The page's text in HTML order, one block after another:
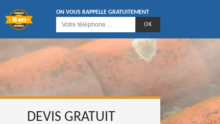
ON VOUS RAPPELLE GRATUITEMENT
DEVIS GRATUIT